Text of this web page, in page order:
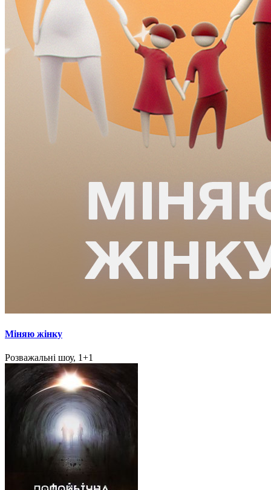
Міняю жінку
Розважальні шоу, 1+1